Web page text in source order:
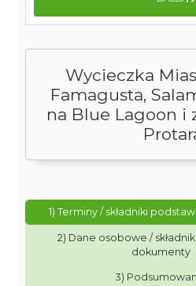
Wycieczka
Famagusta,
na Blue Lagoon i
1) Terminy / składniki
2) Dane osobowe /
dokumenty
3)